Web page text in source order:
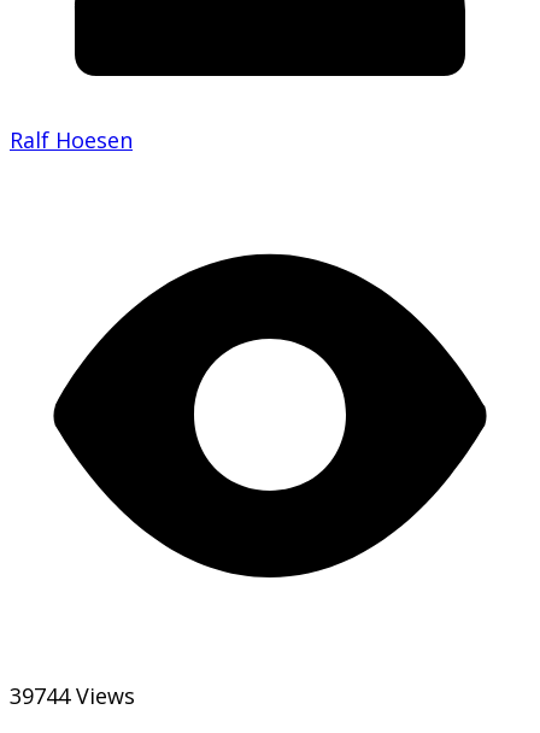
Ralf Hoesen
39744 Views